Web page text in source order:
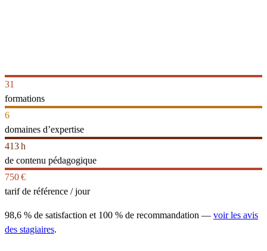
31
formations
6
domaines d’expertise
413 h
de contenu pédagogique
750 €
tarif de référence / jour
98,6 % de satisfaction et 100 % de recommandation — voir les avis
des stagiaires.